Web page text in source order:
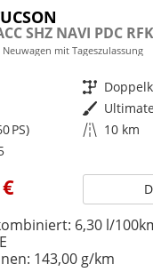
SHZ NAVI PDC RFK
Neuwagen mit Tageszulassung
Getriebe
Außenfarbe
PS) Kilometerstand 10 km
6,30 l/
E
143,00 g/km